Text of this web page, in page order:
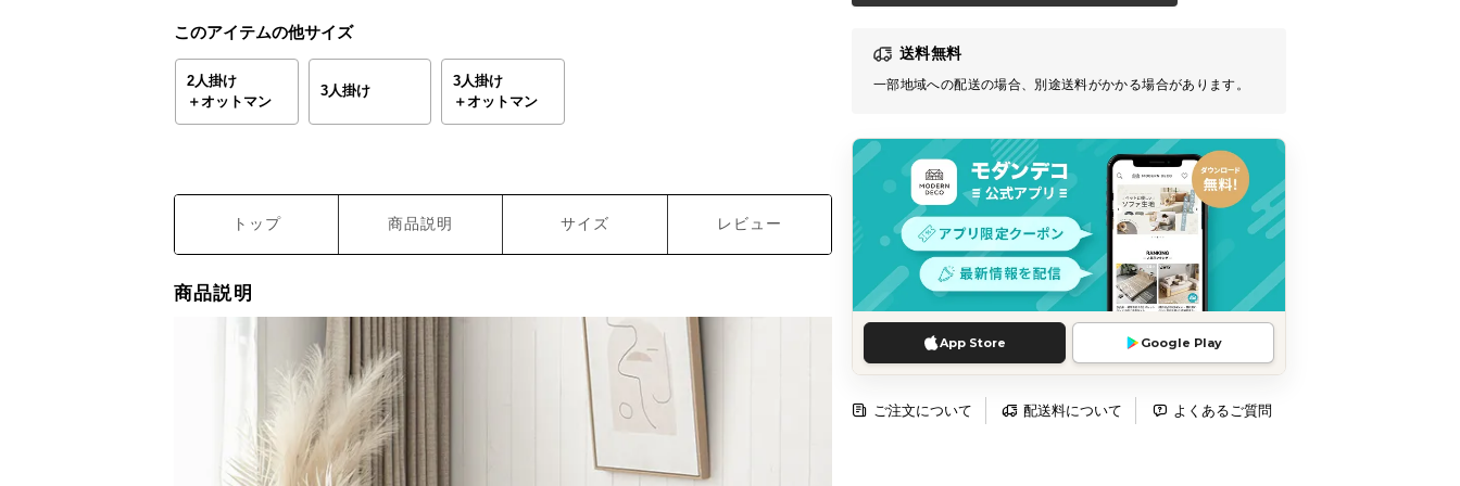
送料無料
一部地域への配送の場合、別途送料がかかる場合があります。
App Store Google Play
ご注文について 配送料について よくあるご質問
このアイテムの他サイズ
2人掛け
＋オットマン
3人掛け
3人掛け
＋オットマン
トップ 商品説明 サイズ レビュー
商品説明